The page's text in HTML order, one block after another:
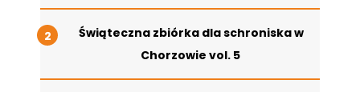
Świąteczna zbiórka dla schroniska w
Chorzowie vol. 5